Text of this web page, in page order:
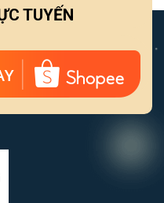
TUYẾN